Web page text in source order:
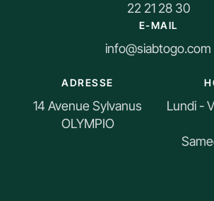
22 21 28 30
E-MAIL
info@siabtogo.com
ADRESSE
14 Avenue Sylvanus
OLYMPIO
Lundi -